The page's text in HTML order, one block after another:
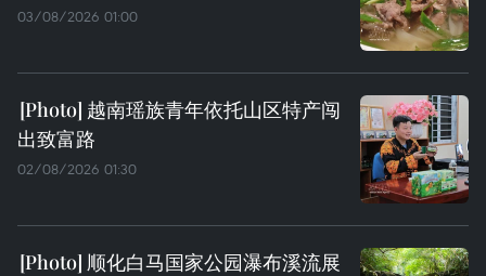
03/08/2026 01:00
越南瑶族青年依托山区特产闯
出致富路
02/08/2026 01:30
顺化白马国家公园瀑布溪流展